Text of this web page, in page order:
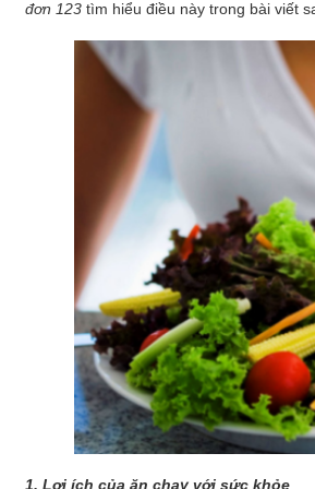
đơn 123 tìm hiểu điều này trong bài viết
1. Lợi ích của ăn chay với sức khỏe